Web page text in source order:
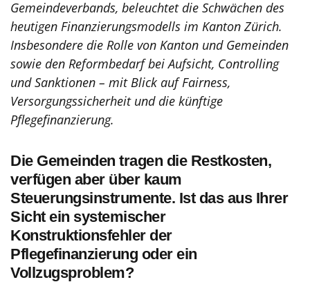
Gemeindeverbands, beleuchtet die Schwächen des
heutigen Finanzierungsmodells im Kanton Zürich.
Insbesondere die Rolle von Kanton und Gemeinden
sowie den Reformbedarf bei Aufsicht, Controlling
und Sanktionen – mit Blick auf Fairness,
Versorgungssicherheit und die künftige
Pflegefinanzierung.
Die Gemeinden tragen die Restkosten,
verfügen aber über kaum
Steuerungsinstrumente. Ist das aus Ihrer
Sicht ein systemischer
Konstruktionsfehler der
Pflegefinanzierung oder ein
Vollzugsproblem?